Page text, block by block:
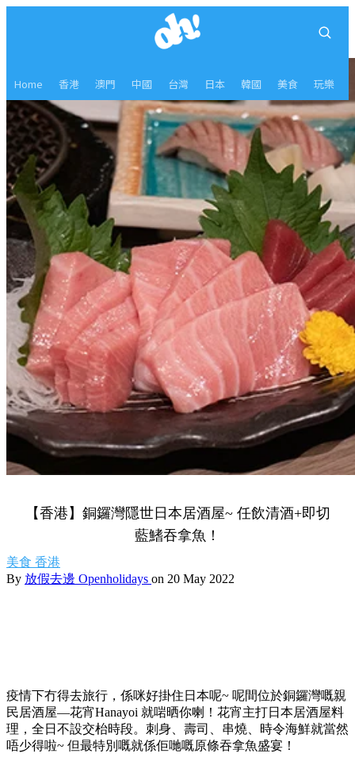
Home 香港 澳門 中國 台灣 日本 韓國 美食 玩樂
【香港】銅鑼灣隱世日本居酒屋~ 任飲清酒+即切
藍鰭吞拿魚！
美食 香港
By 放假去邊 Openholidays on 20 May 2022
疫情下冇得去旅行，係咪好掛住日本呢~ 呢間位於銅鑼灣嘅親
民居酒屋—花宵Hanayoi 就啱晒你喇！花宵主打日本居酒屋料
理，全日不設交枱時段。刺身、壽司、串燒、時令海鮮就當然
唔少得啦~ 但最特別嘅就係佢哋嘅原條吞拿魚盛宴！